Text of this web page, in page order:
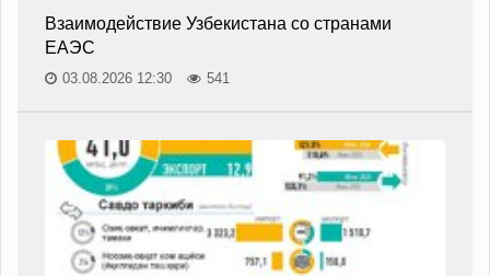
Взаимодействие Узбекистана со странами
ЕАЭС
03.08.2026 12:30 541